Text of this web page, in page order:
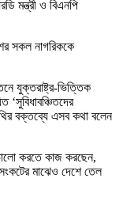
মন্ত্রী ও বিএনপি
সকল নাগরিককে
যুক্তরাষ্ট্র-ভিত্তিক
‘সুবিধাবঞ্চিতদের
বক্তব্যে এসব কথা বলেন
করতে কাজ করছেন,
মাঝেও দেশে তেল